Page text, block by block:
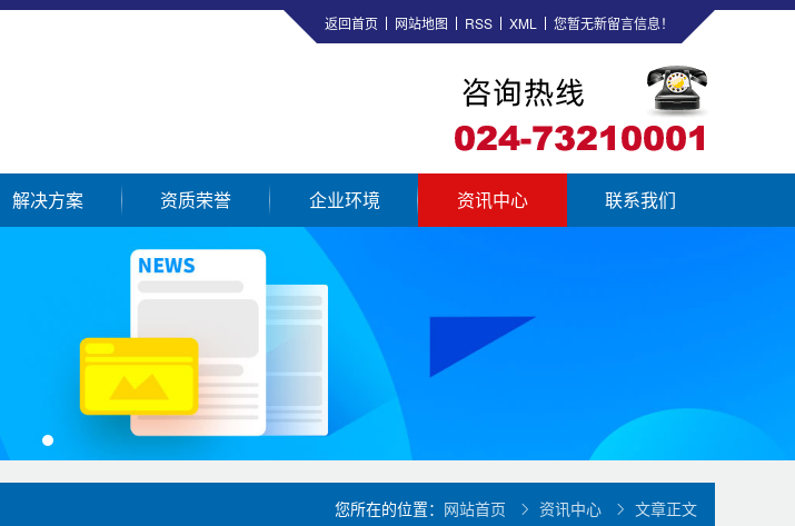
返回首页 网站地图 RSS XML 您暂无新留言信息！
解决方案 资质荣誉 企业环境 资讯中心 联系我们
您所在的位置： 网站首页 资讯中心 文章正文